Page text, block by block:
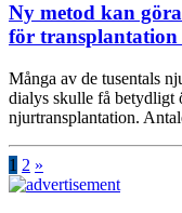
Ny metod kan
för transplantation
Många av de tusentals
dialys skulle få betydligt
njurtransplantation.
1 2 »